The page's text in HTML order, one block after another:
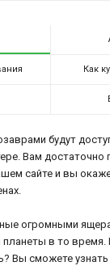
Как
будут
Вам достаточно
сайте и вы
огромными
в то время.
Вы сможете